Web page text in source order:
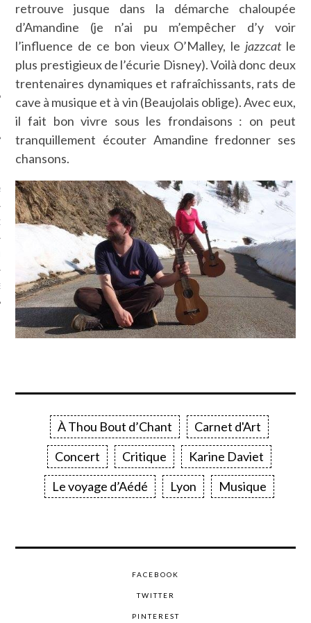
SUIVEZ-NOUS
CARAVELLE
CARAVELLE
PODCAST
retrouve jusque dans la démarche chaloupée
d’Amandine (je n’ai pu m’empêcher d’y voir
l’influence de ce bon vieux O’Malley, le jazzcatle
plus prestigieux de l’écurie Disney). Voilà donc deux
trentenaires dynamiques et rafraîchissants, rats de
cave à musique et à vin (Beaujolais oblige). Avec eux,
il fait bon vivre sous les frondaisons : on peut
tranquillement écouter Amandine fredonner ses
chansons.
À Thou Bout d’Chant
Carnet d'Art
Concert
Critique
Karine Daviet
Le voyage d’Aédé
Lyon Musique
FACEBOOK
TWITTER
PINTEREST